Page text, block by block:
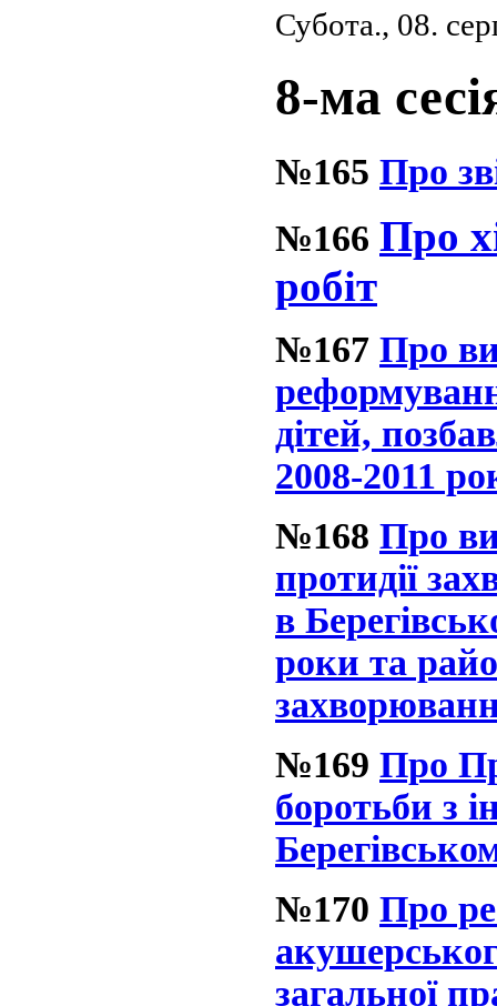
Субота., 08.
8-ма
№165 Про
№166 Про
робіт
№167 Про
дітей,
2008-2011
№168 Про
протидії
в
роки та
№169 Про
боротьби з
№170 Про
загальної